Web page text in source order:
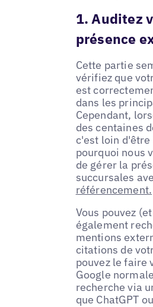
1. Auditez
présence
Cette partie
vérifiez que
est
dans les
Cependant,
des centaines
c'est loin
pourquoi nous
de gérer la
succursales
référencement.
Vous pouvez
également
mentions
citations de
pouvez le faire
Google
recherche via
que ChatGPT